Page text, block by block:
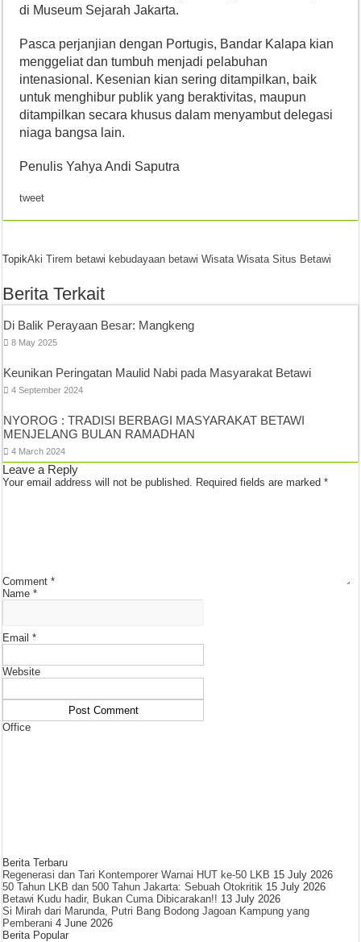
di Museum Sejarah Jakarta.
Pasca perjanjian dengan Portugis, Bandar Kalapa kian
menggeliat dan tumbuh menjadi pelabuhan
intenasional. Kesenian kian sering ditampilkan, baik
untuk menghibur publik yang beraktivitas, maupun
ditampilkan secara khusus dalam menyambut delegasi
niaga bangsa lain.
Penulis Yahya Andi Saputra
tweet
TopikAki Tirem betawi kebudayaan betawi Wisata Wisata Situs Betawi
Berita Terkait
Di Balik Perayaan Besar: Mangkeng
8 May 2025
Keunikan Peringatan Maulid Nabi pada Masyarakat Betawi
4 September 2024
NYOROG : TRADISI BERBAGI MASYARAKAT BETAWI
MENJELANG BULAN RAMADHAN
4 March 2024
Leave a Reply
Your email address will not be published. Required fields are marked*
Comment*
Name*
Email*
Website
Office
Berita Terbaru
Regenerasi dan Tari Kontemporer Warnai HUT ke-50 LKB 15 July 2026
50 Tahun LKB dan 500 Tahun Jakarta: Sebuah Otokritik 15 July 2026
Betawi Kudu hadir, Bukan Cuma Dibicarakan!! 13 July 2026
Si Mirah dari Marunda, Putri Bang Bodong Jagoan Kampung yang
Pemberani 4 June 2026
Berita Popular